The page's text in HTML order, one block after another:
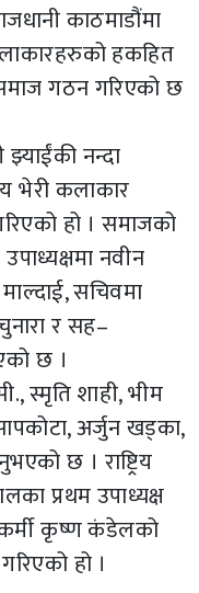
काठमाडौंमा
हकहित
गठन गरिएको छ
नन्दा
भेरी कलाकार
हो । समाजको
नवीन
सचिवमा
र सह–
छ ।
स्मृति शाही, भीम
अर्जुन खड्का,
छ । राष्ट्रिय
प्रथम उपाध्यक्ष
कृष्ण कंडेलको
हो ।